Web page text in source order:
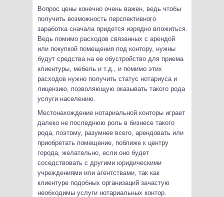
Вопрос цены конечно очень важен, ведь чтобы
получить возможность перспективного
заработка сначала придется изрядно вложиться.
Ведь помимо расходов связанных с арендой
или покупкой помещения под контору, нужны
будут средства на ее обустройство для приема
клиентуры, мебель и т.д., и помимо этих
расходов нужно получить статус нотариуса и
лицензию, позволяющую оказывать такого рода
услуги населению.
Местонахождение нотариальной конторы играет
далеко не последнюю роль в бизнесе такого
рода, поэтому, разумнее всего, арендовать или
приобретать помещение, поближе к центру
города, желательно, если оно будет
соседствовать с другими юридическими
учреждениями или агентствами, так как
клиентуре подобных организаций зачастую
необходимы услуги нотариальных контор.